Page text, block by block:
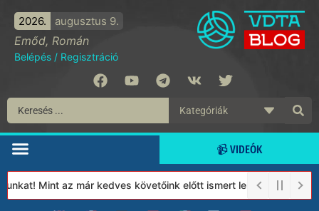
2026. augusztus 9.
Emőd, Román
Belépés / Regisztráció
📹 VIDEÓK
Mint az már kedves követőink előtt ismert lehet, 2023-tól